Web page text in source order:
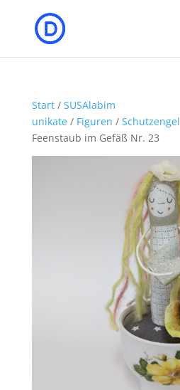
Start/ SUSAlabim
unikate/ Figuren / Schutzengel
Feenstaub im Gefäß Nr. 23